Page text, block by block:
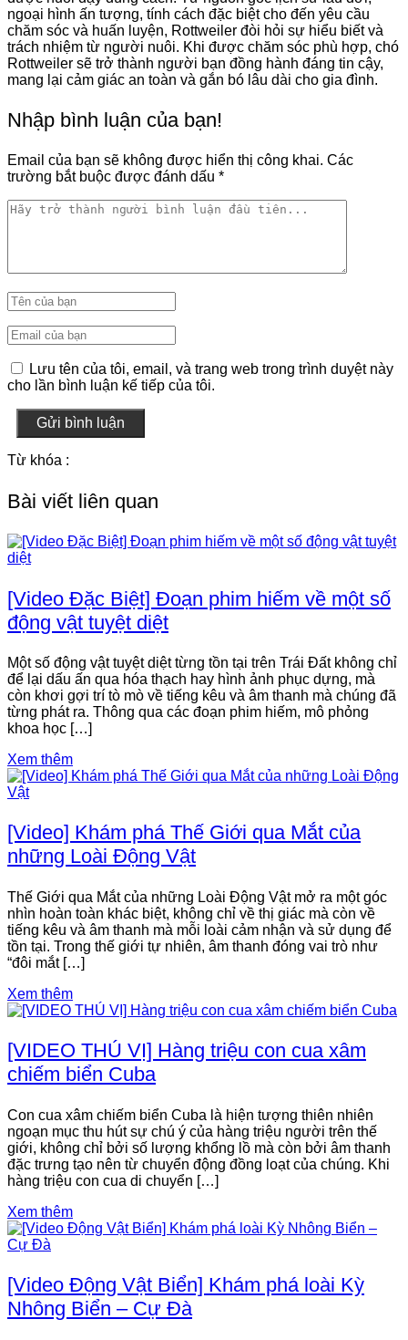
ngoại hình ấn tượng, tính cách đặc biệt cho đến yêu cầu
chăm sóc và huấn luyện, Rottweiler đòi hỏi sự hiểu biết và
trách nhiệm từ người nuôi. Khi được chăm sóc phù hợp, chó
Rottweiler sẽ trở thành người bạn đồng hành đáng tin cậy,
mang lại cảm giác an toàn và gắn bó lâu dài cho gia đình.
Nhập bình luận của bạn!
Email của bạn sẽ không được hiển thị công khai. Các
trường bắt buộc được đánh dấu *
Lưu tên của tôi, email, và trang web trong trình duyệt này
cho lần bình luận kế tiếp của tôi.
Gửi bình luận
Từ khóa :
Bài viết liên quan
[Video Đặc Biệt] Đoạn phim hiếm về một số
động vật tuyệt diệt
Một số động vật tuyệt diệt từng tồn tại trên Trái Đất không chỉ
để lại dấu ấn qua hóa thạch hay hình ảnh phục dựng, mà
còn khơi gợi trí tò mò về tiếng kêu và âm thanh mà chúng đã
từng phát ra. Thông qua các đoạn phim hiếm, mô phỏng
khoa học […]
Xem thêm
[Video] Khám phá Thế Giới qua Mắt của
những Loài Động Vật
Thế Giới qua Mắt của những Loài Động Vật mở ra một góc
nhìn hoàn toàn khác biệt, không chỉ về thị giác mà còn về
tiếng kêu và âm thanh mà mỗi loài cảm nhận và sử dụng để
tồn tại. Trong thế giới tự nhiên, âm thanh đóng vai trò như
“đôi mắt […]
Xem thêm
[VIDEO THÚ VỊ] Hàng triệu con cua xâm
chiếm biển Cuba
Con cua xâm chiếm biển Cuba là hiện tượng thiên nhiên
ngoạn mục thu hút sự chú ý của hàng triệu người trên thế
giới, không chỉ bởi số lượng khổng lồ mà còn bởi âm thanh
đặc trưng tạo nên từ chuyển động đồng loạt của chúng. Khi
hàng triệu con cua di chuyển […]
Xem thêm
[Video Động Vật Biển] Khám phá loài Kỳ
Nhông Biển – Cự Đà